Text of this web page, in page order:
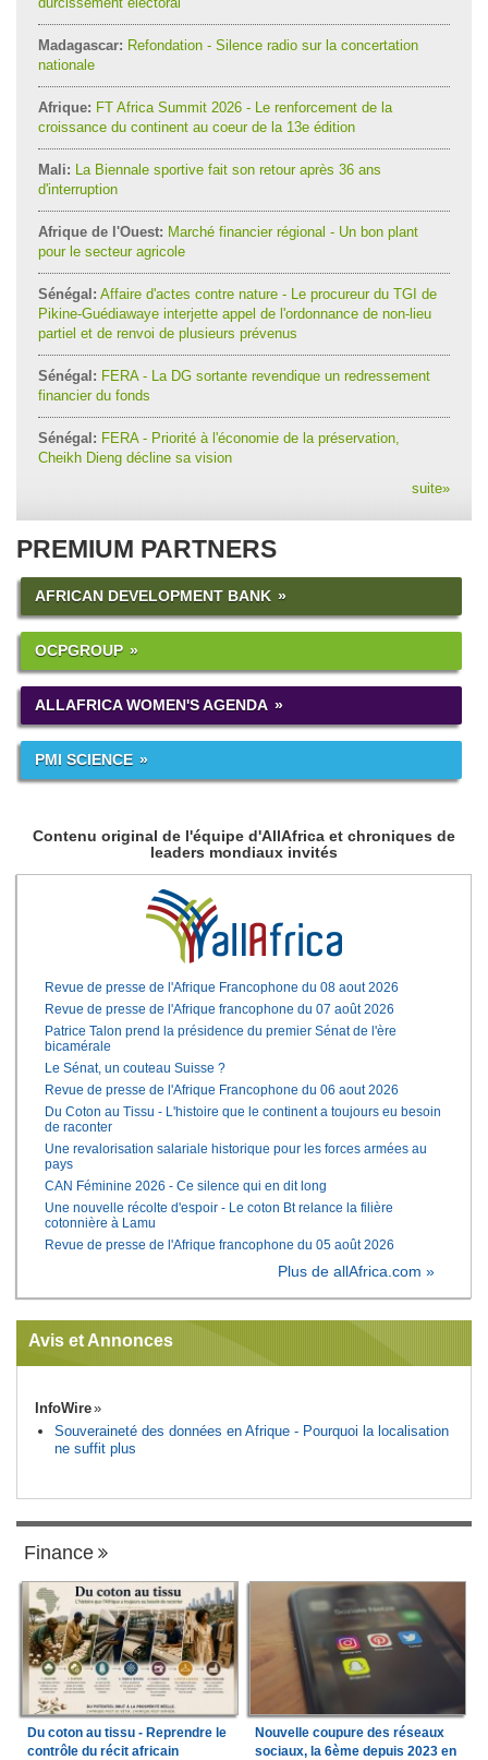
Madagascar: Refondation - Silence radio sur la concertation
nationale
Afrique: FT Africa Summit 2026 - Le renforcement de la
croissance du continent au coeur de la 13e édition
Mali: La Biennale sportive fait son retour après 36 ans
d'interruption
Afrique de l'Ouest: Marché financier régional - Un bon plant
pour le secteur agricole
Sénégal: Affaire d'actes contre nature - Le procureur du TGI de
Pikine-Guédiawaye interjette appel de l'ordonnance de non-lieu
partiel et de renvoi de plusieurs prévenus
Sénégal: FERA - La DG sortante revendique un redressement
financier du fonds
Sénégal: FERA - Priorité à l'économie de la préservation,
Cheikh Dieng décline sa vision
suite»
PREMIUM PARTNERS
AFRICAN DEVELOPMENT BANK
OCPGROUP
ALLAFRICA WOMEN'S AGENDA
PMI SCIENCE
Contenu original de l'équipe d'AllAfrica et chroniques de
leaders mondiaux invités
Revue de presse de l'Afrique Francophone du 08 aout 2026
Revue de presse de l'Afrique francophone du 07 août 2026
Patrice Talon prend la présidence du premier Sénat de l'ère
bicamérale
Le Sénat, un couteau Suisse ?
Revue de presse de l'Afrique Francophone du 06 aout 2026
Du Coton au Tissu - L'histoire que le continent a toujours eu besoin
de raconter
Une revalorisation salariale historique pour les forces armées au
pays
CAN Féminine 2026 - Ce silence qui en dit long
Une nouvelle récolte d'espoir - Le coton Bt relance la filière
cotonnière à Lamu
Revue de presse de l'Afrique francophone du 05 août 2026
Plus de allAfrica.com »
Avis et Annonces
InfoWire
Souveraineté des données en Afrique - Pourquoi la localisation
ne suffit plus
Finance
Du coton au tissu - Reprendre le
contrôle du récit africain
Nouvelle coupure des réseaux
sociaux, la 6ème depuis 2023 en